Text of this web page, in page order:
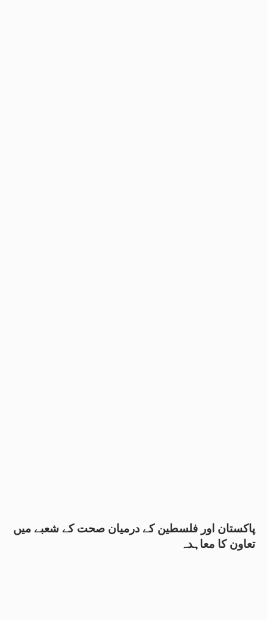
پاکستان اور فلسطین کے درمیان صحت کے شعبے میں
تعاون کا معاہدہ